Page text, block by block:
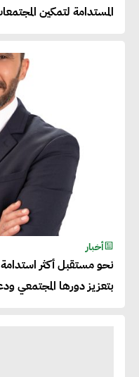
المستدامة لتمكين
أخبار
نحو مستقبل أكثر
بتعزيز دورها المجتمعي